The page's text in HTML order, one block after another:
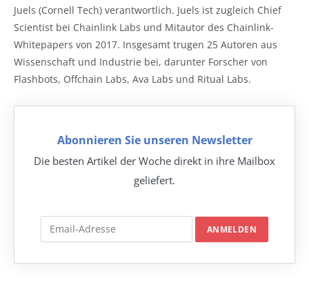
Juels (Cornell Tech) verantwortlich. Juels ist zugleich Chief
Scientist bei Chainlink Labs und Mitautor des Chainlink-
Whitepapers von 2017. Insgesamt trugen 25 Autoren aus
Wissenschaft und Industrie bei, darunter Forscher von
Flashbots, Offchain Labs, Ava Labs und Ritual Labs.
Abonnieren Sie unseren Newsletter
Die besten Artikel der Woche direkt in ihre Mailbox
geliefert.